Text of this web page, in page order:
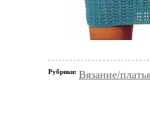
Рубрики: Вязание/